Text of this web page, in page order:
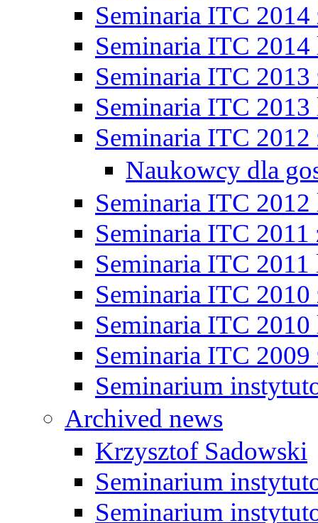
Seminaria ITC 2014
Seminaria ITC 2014
Seminaria ITC 2013
Seminaria ITC 2013
Seminaria ITC 2012
Naukowcy dla
Seminaria ITC 2012
Seminaria ITC 2011
Seminaria ITC 2011
Seminaria ITC 2010
Seminaria ITC 2010
Seminaria ITC 2009
Seminarium
Archived news
Krzysztof Sadowski
Seminarium
Seminarium